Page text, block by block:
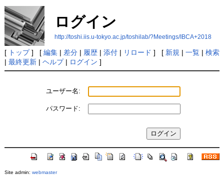
ログイン
http://toshi.iis.u-tokyo.ac.jp/toshilab/?Meetings/IBCA+2018
[ トップ] [ 編集| 差分| 履歴| 添付| リロード ] [ 新規 | 一覧| 検索
| 最終更新| ヘルプ| ログイン ]
ユーザー名:
パスワード:
Site admin: webmaster